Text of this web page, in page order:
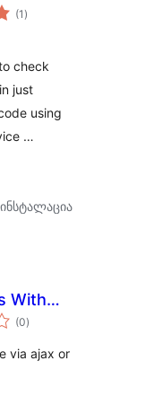
(1 საერთო
რეიტინგი
)
check
just
using
…
With
(0საერთო
რეიტინგი
)
via ajax or